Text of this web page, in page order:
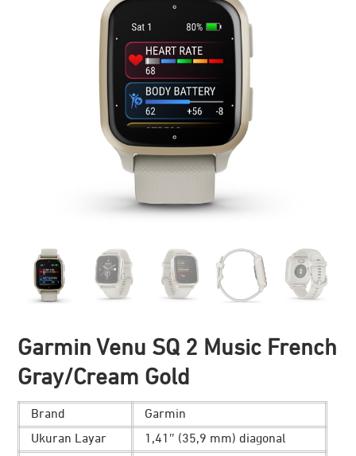
Garmin Venu SQ 2 Music French
Gray/Cream Gold
Brand
Garmin
Ukuran Layar
1,41″ (35,9 mm) diagonal